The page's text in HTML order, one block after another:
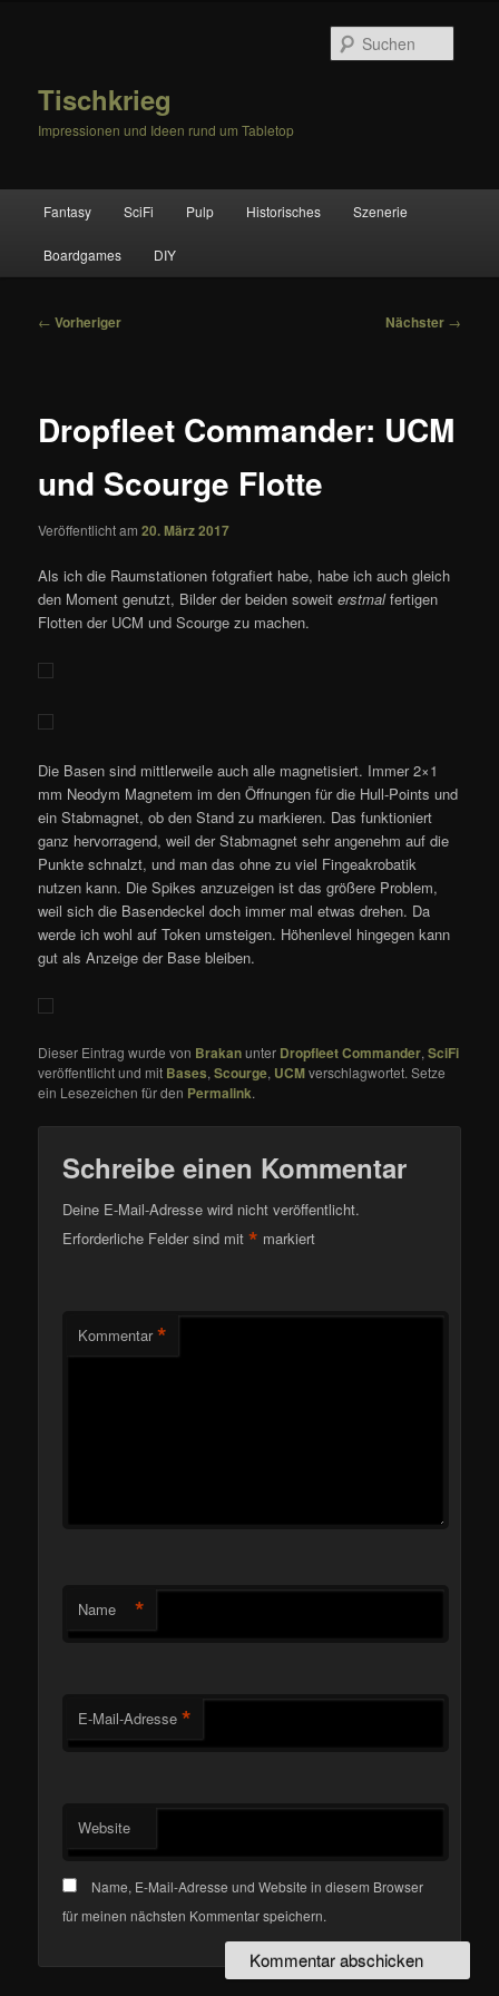
Tischkrieg
Impressionen und Ideen rund um Tabletop
Fantasy SciFi Pulp Historisches Szenerie
Boardgames DIY
Beitragsnavigation
← Vorheriger Nächster →
Dropfleet Commander: UCM
und Scourge Flotte
Veröffentlicht am20. März 2017
Als ich die Raumstationen fotgrafiert habe, habe ich auch gleich
den Moment genutzt, Bilder der beiden soweiterstmalfertigen
Flotten der UCM und Scourge zu machen.
Die Basen sind mittlerweile auch alle magnetisiert. Immer 2×1
mm Neodym Magnetem im den Öffnungen für die Hull-Points und
ein Stabmagnet, ob den Stand zu markieren. Das funktioniert
ganz hervorragend, weil der Stabmagnet sehr angenehm auf die
Punkte schnalzt, und man das ohne zu viel Fingeakrobatik
nutzen kann. Die Spikes anzuzeigen ist das größere Problem,
weil sich die Basendeckel doch immer mal etwas drehen. Da
werde ich wohl auf Token umsteigen. Höhenlevel hingegen kann
gut als Anzeige der Base bleiben.
Dieser Eintrag wurde von Brakanunter Dropfleet Commander,SciFi
veröffentlicht und mit Bases,Scourge, UCMverschlagwortet. Setze
ein Lesezeichen für den Permalink.
Schreibe einen Kommentar
Deine E-Mail-Adresse wird nicht veröffentlicht.
Erforderliche Felder sind mit* markiert
Kommentar *
Name *
E-Mail-Adresse *
Website
Name, E-Mail-Adresse und Website in diesem Browser
für meinen nächsten Kommentar speichern.